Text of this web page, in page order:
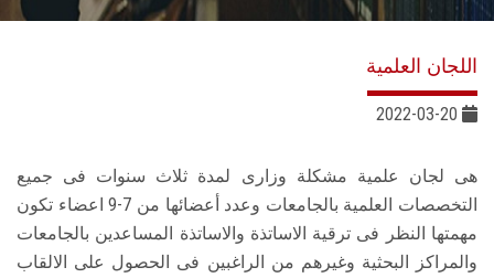
الأنظمة الذكية
الإعلام
اللجان العلمية
هى لجان علمية مشكلة وزارى لمدة ثلاث سنوات فى جميع
التخصصات العلمية بالجامعات وعدد أعضائها من 7-9 اعضاء تكون
مهمتها النظر فى ترقية الاساتذة والاساتذة المساعدين بالجامعات
والمراكز البحثية وغيرهم من الراغبين فى الحصول على الالقاب